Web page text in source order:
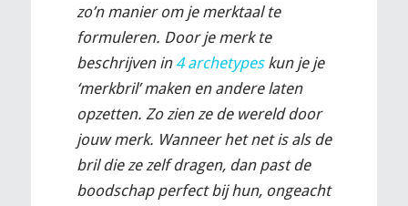
zo’n manier om je merktaal te
formuleren. Door je merk te
beschrijven in 4 archetypeskun je je
‘merkbril’ maken en andere laten
opzetten. Zo zien ze de wereld door
jouw merk. Wanneer het net is als de
bril die ze zelf dragen, dan past de
boodschap perfect bij hun, ongeacht